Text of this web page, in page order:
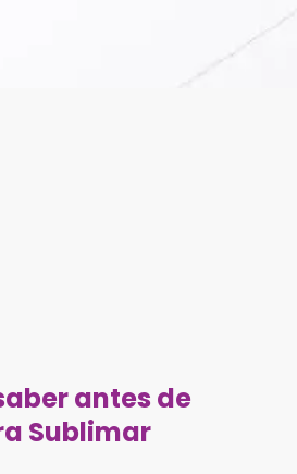
antes de
Sublimar